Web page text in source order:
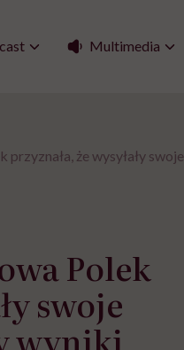
Multimedia
przyznała, że wysyłały
Polek
swoje
wyniki